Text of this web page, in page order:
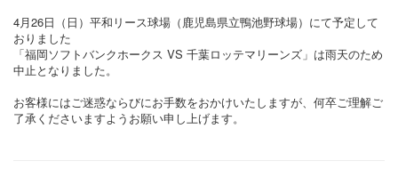
4月26日（日）平和リース球場（鹿児島県立鴨池野球場）にて予定して
おりました
「福岡ソフトバンクホークス VS 千葉ロッテマリーンズ」は雨天のため
中止となりました。
お客様にはご迷惑ならびにお手数をおかけいたしますが、何卒ご理解ご
了承くださいますようお願い申し上げます。